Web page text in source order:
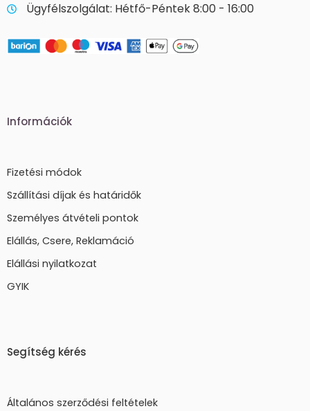
Ügyfélszolgálat: Hétfő-Péntek 8:00 - 16:00
Információk
Fizetési módok
Szállítási díjak és határidők
Személyes átvételi pontok
Elállás, Csere, Reklamáció
Elállási nyilatkozat
GYIK
Segítség kérés
Általános szerződési feltételek